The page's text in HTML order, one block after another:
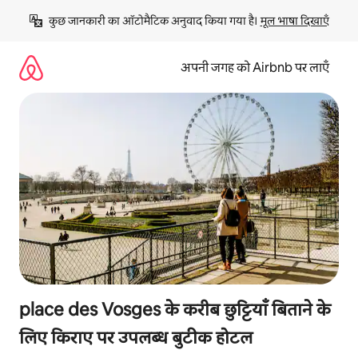
छोड़कर
कॉन्टेंट
कुछ जानकारी का ऑटोमैटिक अनुवाद किया गया है। मूल भाषा दिखाएँ
अपनी जगह को Airbnb पर लाएँ
place des Vosges के करीब छुट्टियाँ बिताने के
लिए किराए पर उपलब्ध बुटीक होटल